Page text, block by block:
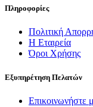
Πληροφορίες
Πολιτική
Η Εταιρεία
Όροι Χρήσης
Εξυπηρέτηση Πελατών
Επικοινωνήστε